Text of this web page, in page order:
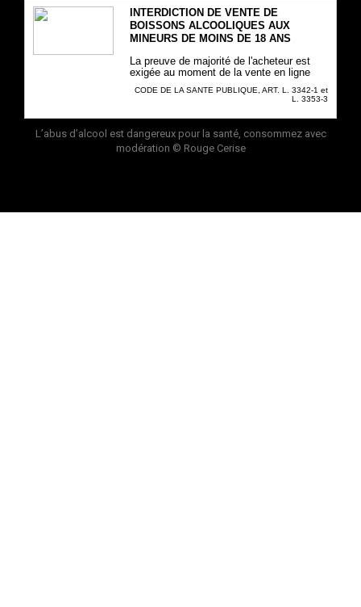
INTERDICTION DE VENTE DE
BOISSONS ALCOOLIQUES AUX
MINEURS DE MOINS DE 18 ANS
La preuve de majorité de l'acheteur est
exigée au moment de la vente en ligne
CODE DE LA SANTE PUBLIQUE, ART. L. 3342-1 et
L. 3353-3
L’abus d’alcool est dangereux pour la santé, consommez avec
modération © Rouge Cerise